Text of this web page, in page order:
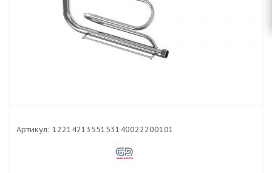
Артикул: 1221421355153140022200101